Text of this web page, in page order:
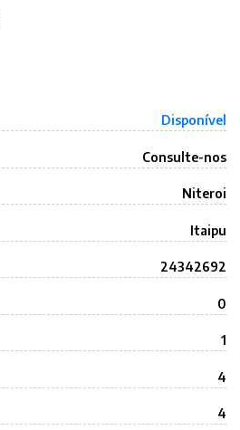
Disponível
Consulte-nos
Niteroi
Itaipu
24342692
0
1
4
4